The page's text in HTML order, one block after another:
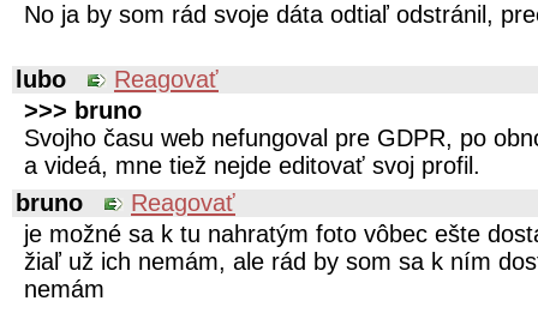
No ja by som rád svoje dáta odtiaľ odstránil,
lubo
Reagovať
>>> bruno
Svojho času web nefungoval pre GDPR, po
a videá, mne tiež nejde editovať svoj profil.
bruno
Reagovať
je možné sa k tu nahratým foto vôbec ešte
žiaľ už ich nemám, ale rád by som sa k ním
nemám